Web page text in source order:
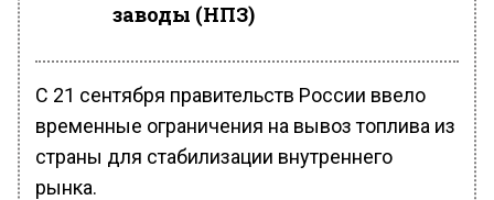
заводы (НПЗ)
С 21 сентября правительств России ввело
временные ограничения на вывоз топлива из
страны для стабилизации внутреннего
рынка.